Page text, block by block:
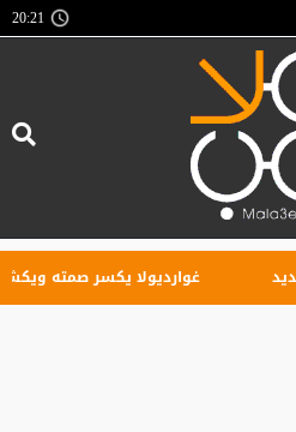
20:21
غوارديولا يكسر صمته ويكشف